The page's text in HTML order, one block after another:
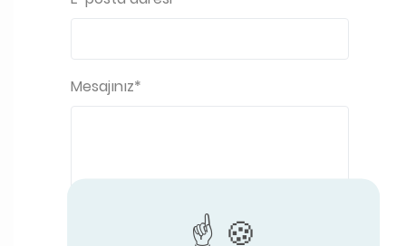
Mesajınız
Dosya ekle (Boyut < 5MB)